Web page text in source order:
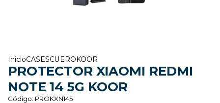
InicioCASESCUERO KOOR
PROTECTOR XIAOMI REDMI
NOTE 14 5G KOOR
Código: PROKXN145